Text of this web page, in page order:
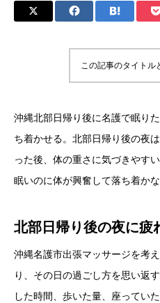
この記事のタイトル
沖縄北部日帰り後に名護で眠り
ち着かせる。北部日帰り後の夜
った後、体の重さに気づきやす
眠いのに体が興奮して落ち着か
北部日帰り後の夜に疲
沖縄名護市出張マッサージを考
り、その日の過ごし方を思い返
した時間、歩いた量、座ってい